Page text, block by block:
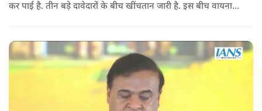
कर पाई है. तीन बड़े दावेदारों के बीच खींचतान जारी है. इस बीच वायनाड